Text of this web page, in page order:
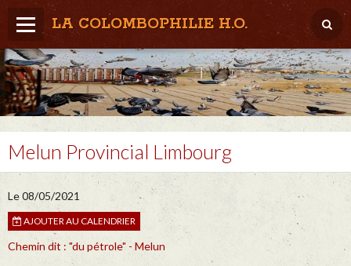
LA COLOMBOPHILIE H.O.
Home
Météo / Het weer
Lâcher / Los
Result. clubs, Provincial, (Inter)National
RFCB / KBDB
Melun Provincial Limbourg
Le 08/05/2021
AJOUTER AU CALENDRIER
Chemin dit : "du pétrole" - Melun